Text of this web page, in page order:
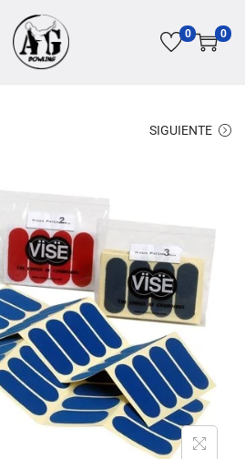
0 0
SIGUIENTE